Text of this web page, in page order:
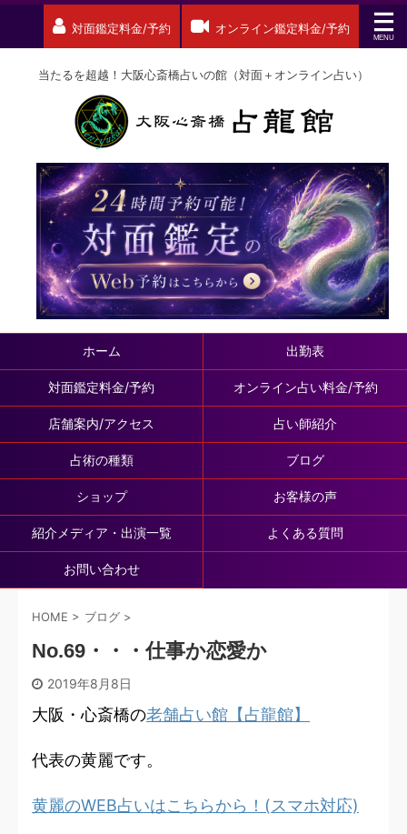
対面鑑定料金/予約 オンライン鑑定料金/予約
当たるを超越！大阪心斎橋占いの館（対面＋オンライン占い）
ホーム 出勤表
対面鑑定料金/予約 オンライン占い料金/予約
店舗案内/アクセス 占い師紹介
占術の種類 ブログ
ショップ お客様の声
紹介メディア・出演一覧 よくある質問
お問い合わせ
HOME > ブログ >
No.69・・・仕事か恋愛か
2019年8月8日
大阪・心斎橋の老舗占い館【占龍館】
代表の黄麗です。
黄麗のWEB占いはこちらから！(スマホ対応)